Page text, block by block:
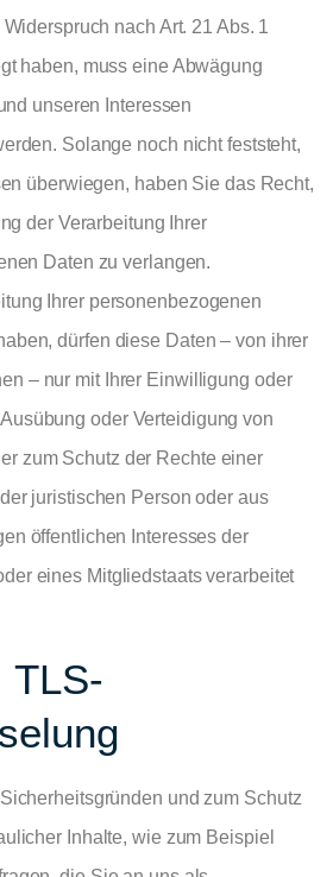
nach Art. 21 Abs. 1
haben, muss eine Abwägung
unseren Interessen
Solange noch nicht feststeht,
überwiegen, haben Sie das Recht,
der Verarbeitung Ihrer
Daten zu verlangen.
Ihrer personenbezogenen
dürfen diese Daten – von ihrer
– nur mit Ihrer Einwilligung oder
oder Verteidigung von
zum Schutz der Rechte einer
juristischen Person oder aus
öffentlichen Interesses der
eines Mitgliedstaats verarbeitet
TLS-
und zum Schutz
Inhalte, wie zum Beispiel